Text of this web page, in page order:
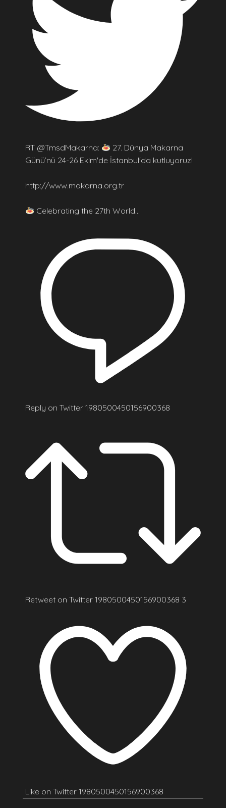
RT @TmsdMakarna:
27. Dünya Makarna
Günü’nü 24-26 Ekim'de İstanbul'da kutluyoruz!
http://www.makarna.org.tr
Celebrating the 27th World…
Reply on Twitter 1980500450156900368
Retweet on Twitter 1980500450156900368 3
Like on Twitter 1980500450156900368